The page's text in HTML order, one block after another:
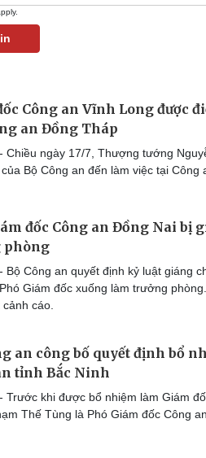
Công an Vĩnh Long được
an Đồng Tháp
Chiều ngày 17/7, Thượng tướng
Bộ Công an đến làm việc tại Công
đốc Công an Đồng Nai bị
phòng
Bộ Công an quyết định kỷ luật giáng
Giám đốc xuống làm trưởng
cáo.
an công bố quyết định bổ
tỉnh Bắc Ninh
Trước khi được bổ nhiệm làm Giám
Thế Tùng là Phó Giám đốc Công